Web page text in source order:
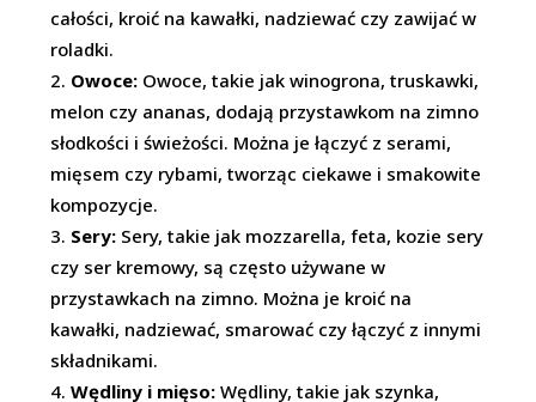
całości, kroić na kawałki, nadziewać czy zawijać w
roladki.
Owoce: Owoce, takie jak winogrona, truskawki,
melon czy ananas, dodają przystawkom na zimno
słodkości i świeżości. Można je łączyć z serami,
mięsem czy rybami, tworząc ciekawe i smakowite
kompozycje.
Sery: Sery, takie jak mozzarella, feta, kozie sery
czy ser kremowy, są często używane w
przystawkach na zimno. Można je kroić na
kawałki, nadziewać, smarować czy łączyć z innymi
składnikami.
Wędliny i mięso: Wędliny, takie jak szynka,